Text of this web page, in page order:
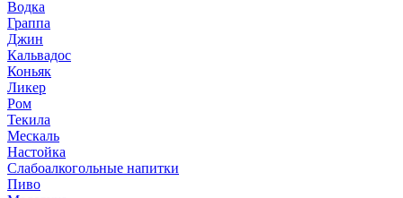
Водка
Граппа
Джин
Кальвадос
Коньяк
Ликер
Ром
Текила
Мескаль
Настойка
Слабоалкогольные напитки
Пиво